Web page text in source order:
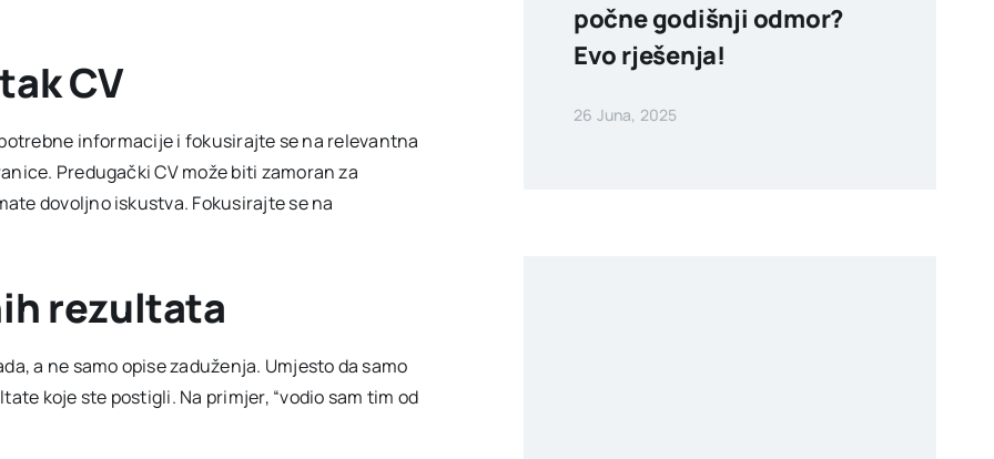
CV
informacije i fokusirajte se na relevantna
Predugački CV može biti zamoran za
dovoljno iskustva. Fokusirajte se na
rezultata
a ne samo opise zaduženja. Umjesto da samo
koje ste postigli. Na primjer, “vodio sam tim od
počne godišnji odmor?
Evo rješenja!
26 Juna, 2025